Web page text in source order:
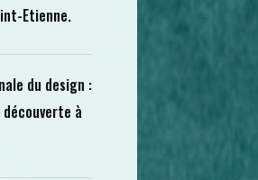
Etienne.
du design :
à